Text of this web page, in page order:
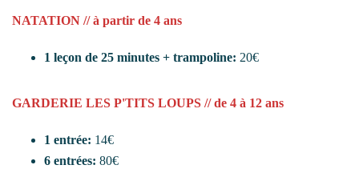
NATATION // à partir de 4 ans
1 leçon de 25 minutes + trampoline: 20€
GARDERIE LES P'TITS LOUPS // de 4 à 12 ans
1 entrée: 14€
6 entrées: 80€